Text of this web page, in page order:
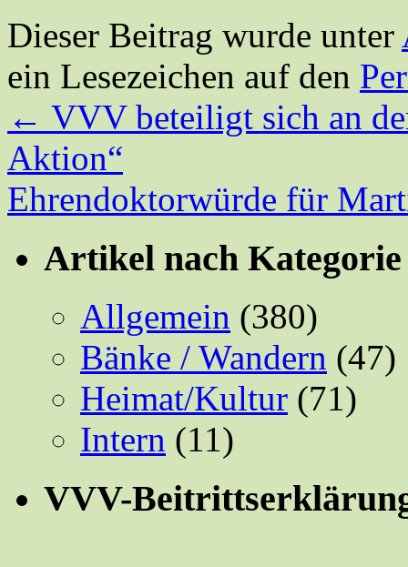
Dieser Beitrag wurde unter
ein Lesezeichen auf den
← VVV beteiligt sich an
Aktion“
Ehrendoktorwürde für
Artikel nach Kategorie
Allgemein (380)
Bänke / Wandern (47)
Heimat/Kultur (71)
Intern (11)
VVV-